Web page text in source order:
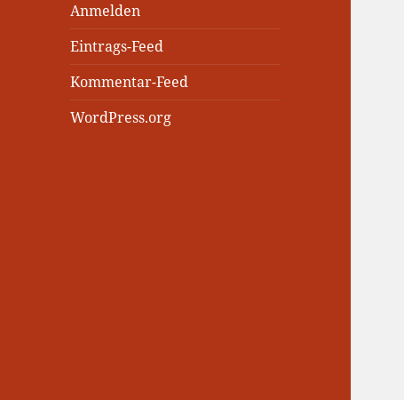
Anmelden
Eintrags-Feed
Kommentar-Feed
WordPress.org